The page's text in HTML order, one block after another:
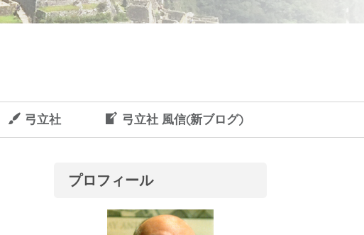
弓立社 弓立社 風信(新ブログ)
プロフィール